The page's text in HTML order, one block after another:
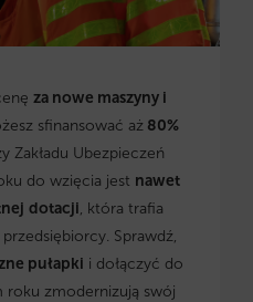
za nowe maszyny i
sfinansować aż80%
Zakładu Ubezpieczeń
do wzięcia jest nawet
dotacji, która trafia
Sprawdź,
pułapki i dołączyć do
zmodernizują swój